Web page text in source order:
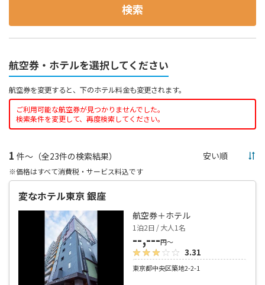
検索
航空券・ホテルを選択してください
航空券を変更すると、下のホテル料金も変更されます。
ご利用可能な航空券が見つかりませんでした。
検索条件を変更して、再度検索してください。
1 件～（全23件の検索結果）
※価格はすべて消費税・サービス料込です
変なホテル東京 銀座
航空券＋ホテル
1泊2日 / 大人1名
--,---円～
3.31
東京都中央区築地2-2-1